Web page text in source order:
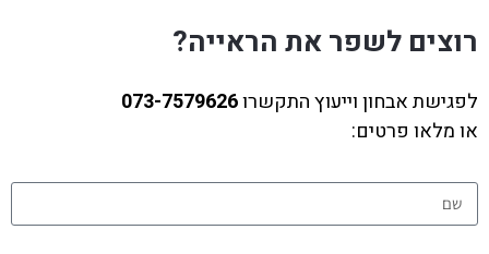
רוצים לשפר את הראייה?
לפגישת אבחון וייעוץ התקשרו073-7579626
או מלאו פרטים: